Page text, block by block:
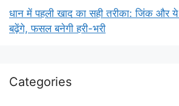
धान में पहली खाद का सही तरीका: जिंक और
बढ़ेंगे, फसल बनेगी हरी-भरी
Categories